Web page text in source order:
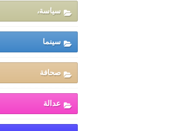
سياسة،
سينما
صحافة
عدالة